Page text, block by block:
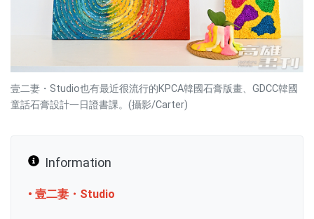
壹二妻・Studio也有最近很流行的KPCA韓國石膏版畫、GDCC韓國
童話石膏設計一日證書課。(攝影/Carter)
Information
• 壹二妻・Studio